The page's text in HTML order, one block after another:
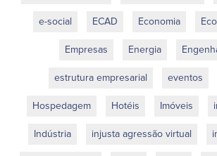
e-social ECAD Economia
Empresas Energia
estrutura empresarial eventos
Hospedagem Hotéis Imóveis
Indústria injusta agressão virtual